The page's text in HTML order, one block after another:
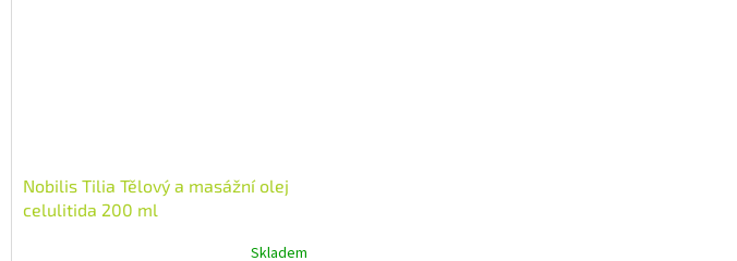
Nobilis Tilia Tělový a masážní olej
celulitida 200 ml
Skladem